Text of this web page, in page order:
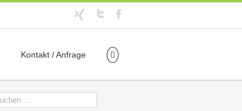
Kontakt / Anfrage